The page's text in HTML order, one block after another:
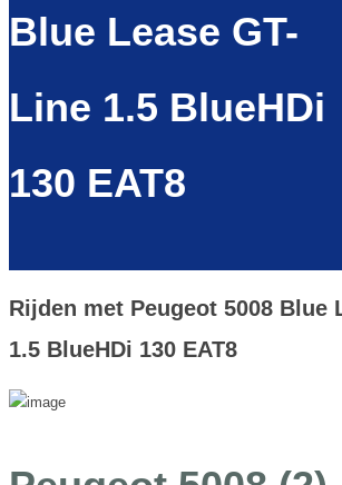
Blue Lease GT-
Line 1.5 BlueHDi
130 EAT8
Rijden met Peugeot 5008 Blue
1.5 BlueHDi 130 EAT8